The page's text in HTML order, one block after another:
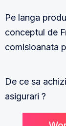
Pe langa
conceptul de
comisioanata
De ce sa
asigurari ?